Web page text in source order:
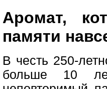
Аромат,
памяти
В честь 250-
больше 10